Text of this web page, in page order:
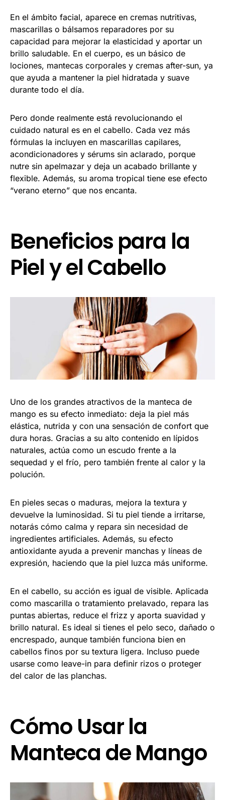
En el ámbito facial, aparece en cremas nutritivas,
mascarillas o bálsamos reparadores por su
capacidad para mejorar la elasticidad y aportar un
brillo saludable. En el cuerpo, es un básico de
lociones, mantecas corporales y cremas after-sun, ya
que ayuda a mantener la piel hidratada y suave
durante todo el día.
Pero donde realmente está revolucionando el
cuidado natural es en el cabello. Cada vez más
fórmulas la incluyen en mascarillas capilares,
acondicionadores y sérums sin aclarado, porque
nutre sin apelmazar y deja un acabado brillante y
flexible. Además, su aroma tropical tiene ese efecto
“verano eterno” que nos encanta.
Beneficios para la
Piel y el Cabello
Uno de los grandes atractivos de la manteca de
mango es su efecto inmediato: deja la piel más
elástica, nutrida y con una sensación de confort que
dura horas. Gracias a su alto contenido en lípidos
naturales, actúa como un escudo frente a la
sequedad y el frío, pero también frente al calor y la
polución.
En pieles secas o maduras, mejora la textura y
devuelve la luminosidad. Si tu piel tiende a irritarse,
notarás cómo calma y repara sin necesidad de
ingredientes artificiales. Además, su efecto
antioxidante ayuda a prevenir manchas y líneas de
expresión, haciendo que la piel luzca más uniforme.
En el cabello, su acción es igual de visible. Aplicada
como mascarilla o tratamiento prelavado, repara las
puntas abiertas, reduce el frizz y aporta suavidad y
brillo natural. Es ideal si tienes el pelo seco, dañado o
encrespado, aunque también funciona bien en
cabellos finos por su textura ligera. Incluso puede
usarse como leave-in para definir rizos o proteger
del calor de las planchas.
Cómo Usar la
Manteca de Mango